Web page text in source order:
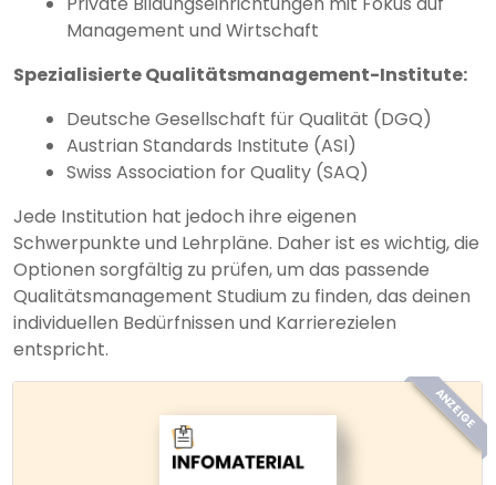
Management und Wirtschaft
Spezialisierte Qualitätsmanagement-Institute:
Deutsche Gesellschaft für Qualität (DGQ)
Austrian Standards Institute (ASI)
Swiss Association for Quality (SAQ)
Jede Institution hat jedoch ihre eigenen
Schwerpunkte und Lehrpläne. Daher ist es wichtig, die
Optionen sorgfältig zu prüfen, um das passende
Qualitätsmanagement Studium zu finden, das deinen
individuellen Bedürfnissen und Karrierezielen
entspricht.
ANZEIGE